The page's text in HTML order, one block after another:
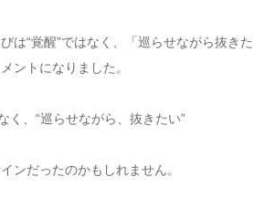
は“覚醒”ではなく、「巡らせながら抜きた
ントになりました。
く、“巡らせながら、抜きたい”
ンだったのかもしれません。